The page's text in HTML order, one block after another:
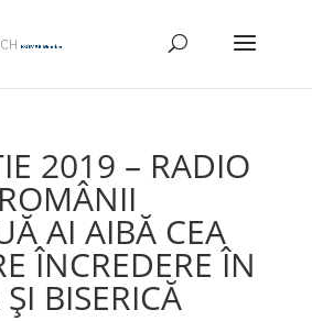
2019 – RADIO
AI AIBĂ CEA
ÎNCREDERE ÎN
BISERICĂ